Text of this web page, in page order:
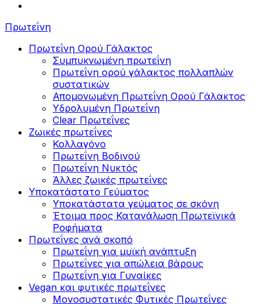
Πρωτεΐνη
Πρωτεΐνη Ορού Γάλακτος
Συμπυκνωμένη πρωτεΐνη
Πρωτεΐνη ορού γάλακτος πολλαπλών
συστατικών
Απομονωμένη Πρωτεΐνη Ορού Γάλακτος
Υδρολυμένη Πρωτεΐνη
Clear Πρωτεΐνες
Ζωικές πρωτεΐνες
Κολλαγόνο
Πρωτεΐνη Βοδινού
Πρωτεΐνη Νυκτός
Άλλες ζωικές πρωτεΐνες
Υποκατάστατο Γεύματος
Υποκατάστατα γεύματος σε σκόνη
Έτοιμα προς Κατανάλωση Πρωτεϊνικά
Ροφήματα
Πρωτεΐνες ανά σκοπό
Πρωτεΐνη για μυϊκή ανάπτυξη
Πρωτεΐνες για απώλεια βάρους
Πρωτεΐνη για Γυναίκες
Vegan και φυτικές πρωτεΐνες
Μονοσυστατικές Φυτικές Πρωτεΐνες